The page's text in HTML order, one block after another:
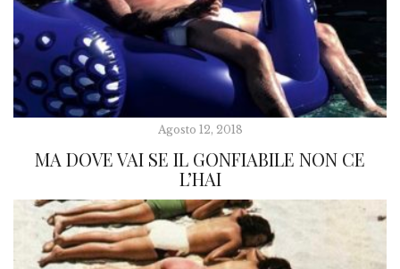
Agosto 12, 2018
MA DOVE VAI SE IL GONFIABILE NON CE
L’HAI